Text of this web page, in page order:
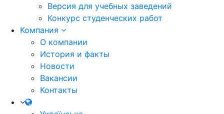
Версия для учебных заведений
Конкурс студенческих работ
Компания
О компании
История и факты
Новости
Вакансии
Контакты